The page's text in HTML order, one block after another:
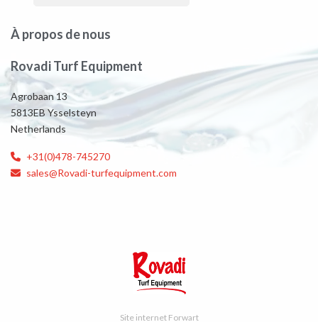
À propos de nous
Rovadi Turf Equipment
Agrobaan 13
5813EB Ysselsteyn
Netherlands
+31(0)478-745270
sales@Rovadi-turfequipment.com
Site internet Forwart